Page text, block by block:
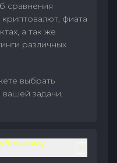
сравнения
фиата
а так же
различных
выбрать
задачи,